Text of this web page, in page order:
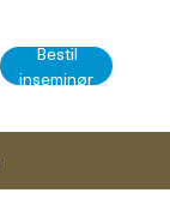
Bestil
inseminør